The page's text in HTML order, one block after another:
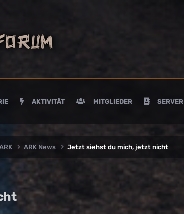
AKTIVITÄT MITGLIEDER SERVER
ARK News Jetzt siehst du mich, jetzt nicht